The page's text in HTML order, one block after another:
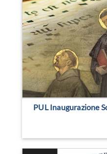
PUL Inaugurazione